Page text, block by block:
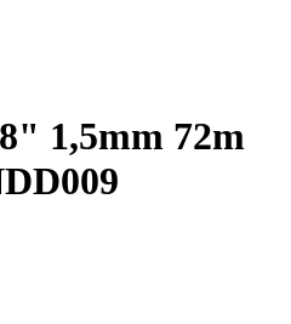
1,5mm 72m